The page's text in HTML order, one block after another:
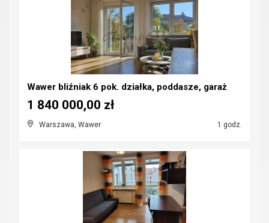
Wawer bliźniak 6 pok. działka, poddasze, garaż
Warszawa, Wawer 1 godz.
1 840 000,00 zł